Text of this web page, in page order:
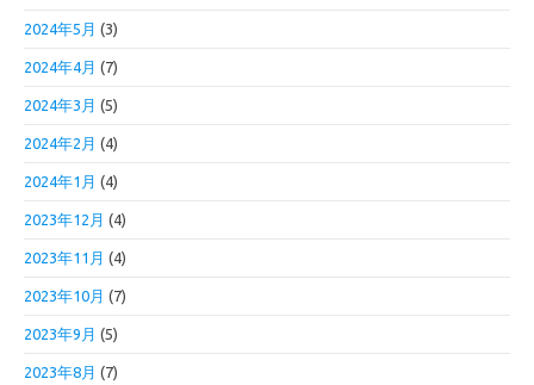
2024年5月 (3)
2024年4月 (7)
2024年3月 (5)
2024年2月 (4)
2024年1月 (4)
2023年12月 (4)
2023年11月 (4)
2023年10月 (7)
2023年9月 (5)
2023年8月 (7)